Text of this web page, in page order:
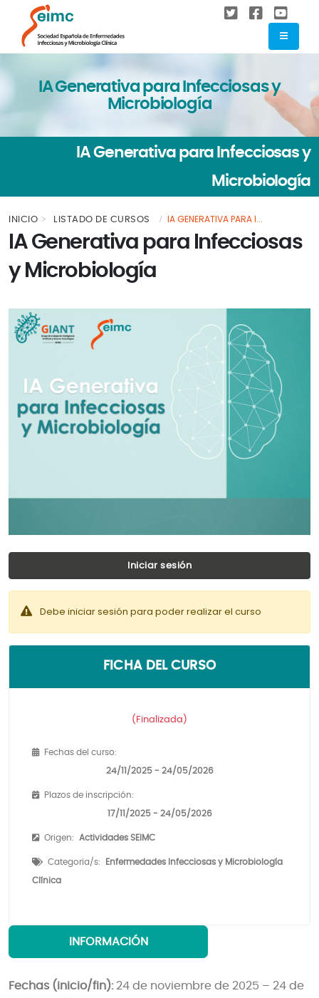
IA Generativa para Infecciosas y
Microbiología
IA Generativa para Infecciosas y
Microbiología
INICIO LISTADO DE CURSOS IA GENERATIVA PARA I...
IA Generativa para Infecciosas
y Microbiología
Iniciar sesión
Debe iniciar sesión para poder realizar el curso
FICHA DEL CURSO
(Finalizada)
Fechas del curso:
24/11/2025 - 24/05/2026
Plazos de inscripción:
17/11/2025 - 24/05/2026
Origen: Actividades SEIMC
Categoria/s: Enfermedades Infecciosas y Microbiología
Clínica
INFORMACIÓN
Fechas (inicio/fin): 24 de noviembre de 2025 – 24 de